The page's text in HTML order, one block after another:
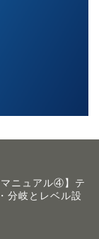
マニュアル④】テ
分岐とレベル設